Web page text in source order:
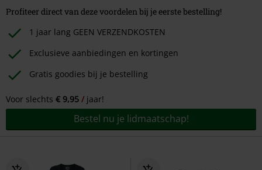
Profiteer direct van deze voordelen bij je eerste bestelling!
1 jaar lang GEEN VERZENDKOSTEN
Exclusieve aanbiedingen en kortingen
Gratis goodies bij je bestelling
Voor slechts € 9,95 jaar!
Bestel nu je lidmaatschap!